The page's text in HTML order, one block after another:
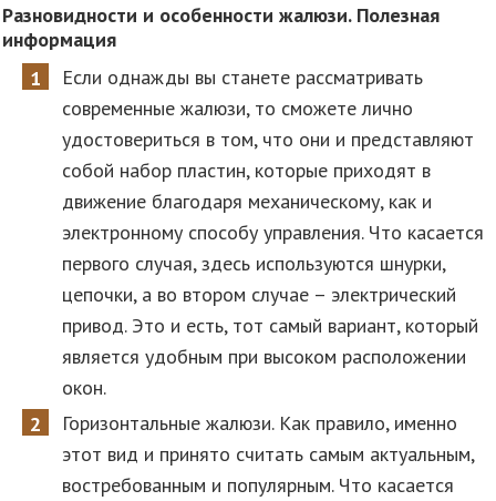
Разновидности и особенности жалюзи. Полезная
информация
Если однажды вы станете рассматривать
современные жалюзи, то сможете лично
удостовериться в том, что они и представляют
собой набор пластин, которые приходят в
движение благодаря механическому, как и
электронному способу управления. Что касается
первого случая, здесь используются шнурки,
цепочки, а во втором случае – электрический
привод. Это и есть, тот самый вариант, который
является удобным при высоком расположении
окон.
Горизонтальные жалюзи. Как правило, именно
этот вид и принято считать самым актуальным,
востребованным и популярным. Что касается